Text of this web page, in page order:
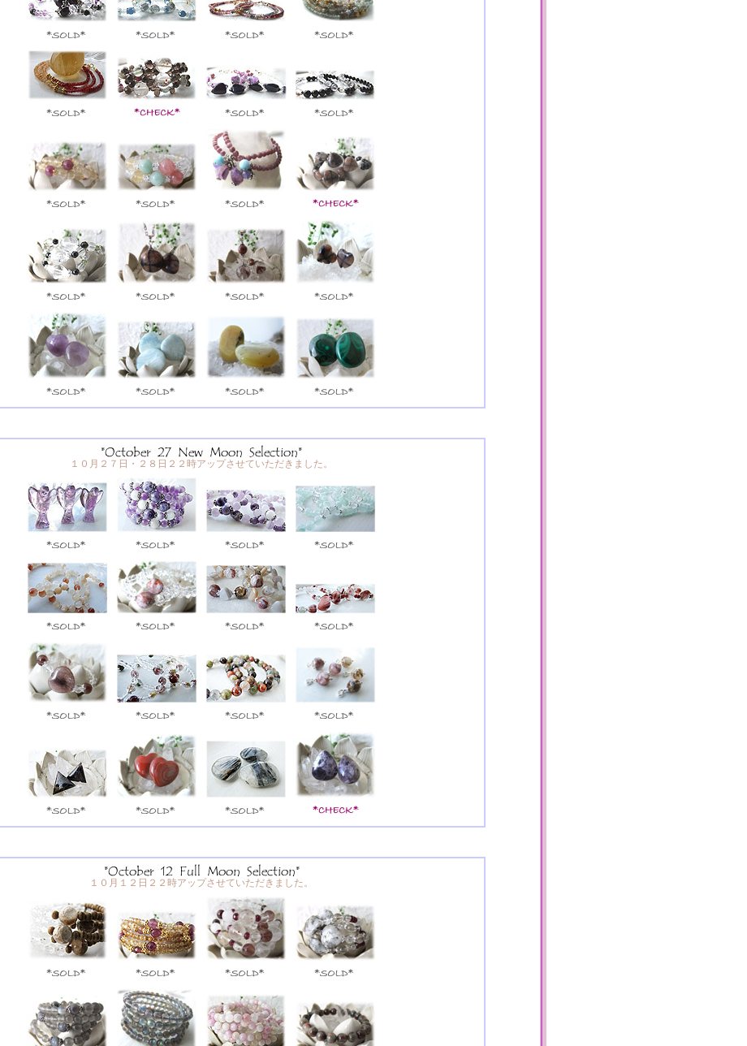
１０月２７日・２８日２２時アップさせていただきました。
１０月１２日２２時アップさせていただきました。